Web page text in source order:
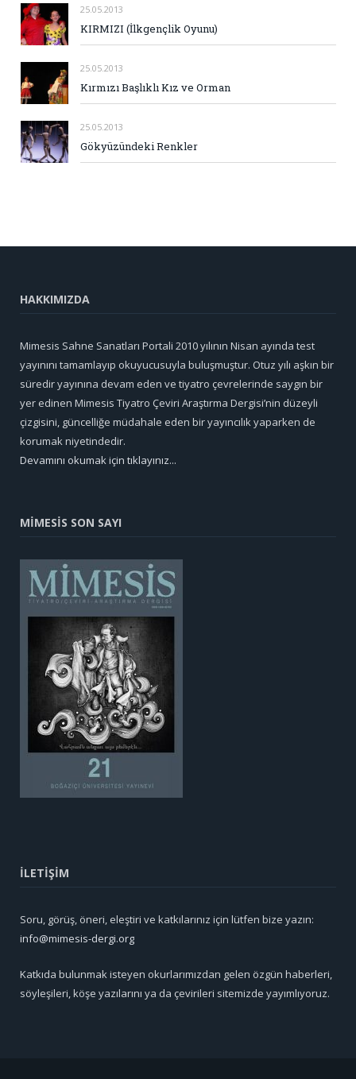
25.05.2013
KIRMIZI (İlkgençlik Oyunu)
25.05.2013
Kırmızı Başlıklı Kız ve Orman
25.05.2013
Gökyüzündeki Renkler
HAKKIMIZDA
Mimesis Sahne Sanatları Portali 2010 yılının Nisan ayında test
yayınını tamamlayıp okuyucusuyla buluşmuştur. Otuz yılı aşkın bir
süredir yayınına devam eden ve tiyatro çevrelerinde saygın bir
yer edinen Mimesis Tiyatro Çeviri Araştırma Dergisi’nin düzeyli
çizgisini, güncelliğe müdahale eden bir yayıncılık yaparken de
korumak niyetindedir.
Devamını okumak için tıklayınız...
MİMESİS SON SAYI
İLETİŞİM
Soru, görüş, öneri, eleştiri ve katkılarınız için lütfen bize yazın:
info@mimesis-dergi.org
Katkıda bulunmak isteyen okurlarımızdan gelen özgün haberleri,
söyleşileri, köşe yazılarını ya da çevirileri sitemizde yayımlıyoruz.